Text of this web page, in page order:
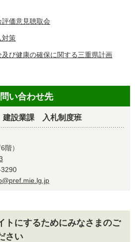
価意見聴取会
対策
び健康の確保に関する三重県計画
い合わせ先
設業課 入札制度班
階）
3290
トにするためにみなさまのご
さい